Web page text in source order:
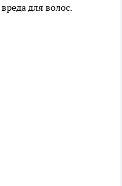
для волос.